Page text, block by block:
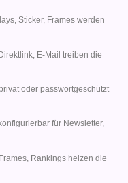
Sticker, Frames werden
E-Mail treiben die
oder passwortgeschützt
für Newsletter,
Rankings heizen die